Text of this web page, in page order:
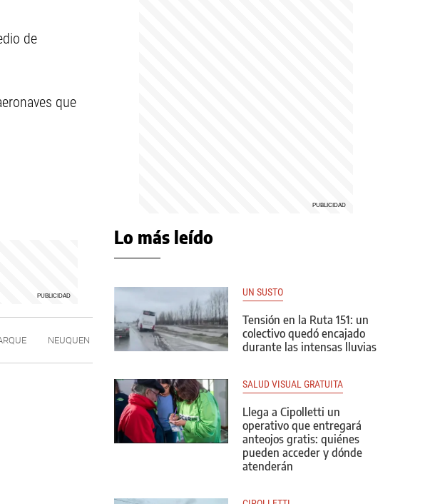
de
que
NEUQUEN
Lo más leído
UN SUSTO
Tensión en la Ruta 151: un
colectivo quedó encajado
durante las intensas lluvias
SALUD VISUAL GRATUITA
Llega a Cipolletti un
operativo que entregará
anteojos gratis: quiénes
pueden acceder y dónde
atenderán